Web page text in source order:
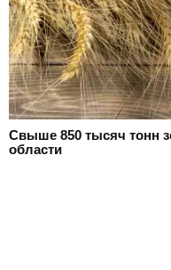
Свыше 850 тысяч тонн
области